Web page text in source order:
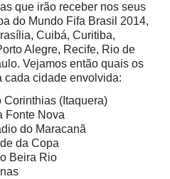
que irão receber nos seus
do Mundo Fifa Brasil 2014,
Cuibá, Curitiba,
Alegre, Recife, Rio de
Vejamos então quais os
cada cidade envolvida:
Corinthias (Itaquera)
Fonte Nova
do Maracanã
da Copa
Beira Rio